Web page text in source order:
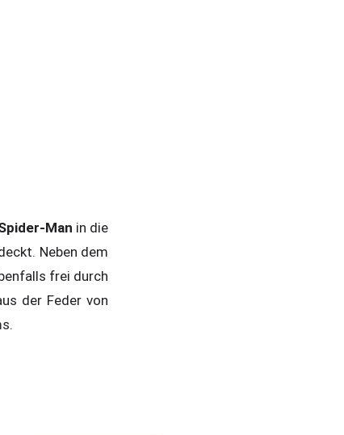
Man in die
Neben dem
frei durch
der Feder von